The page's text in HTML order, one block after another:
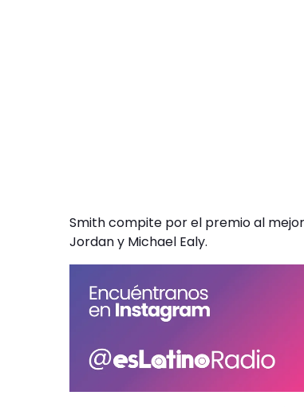
Smith compite por el premio al
Jordan y Michael Ealy.